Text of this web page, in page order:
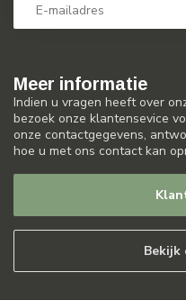
Meer informatie
Indien u vragen heeft over
bezoek onze klantensevice
onze contactgegevens,
hoe u met ons contact kan
Bekijk